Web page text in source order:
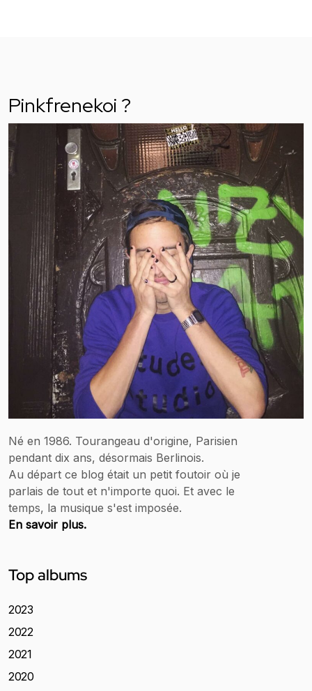
Pinkfrenekoi ?
Né en 1986. Tourangeau d'origine, Parisien
pendant dix ans, désormais Berlinois.
Au départ ce blog était un petit foutoir où je
parlais de tout et n'importe quoi. Et avec le
temps, la musique s'est imposée.
En savoir plus.
Top albums
2023
2022
2021
2020